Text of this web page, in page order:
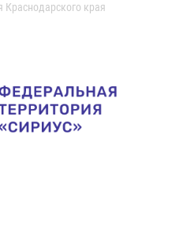
Краснодарского края